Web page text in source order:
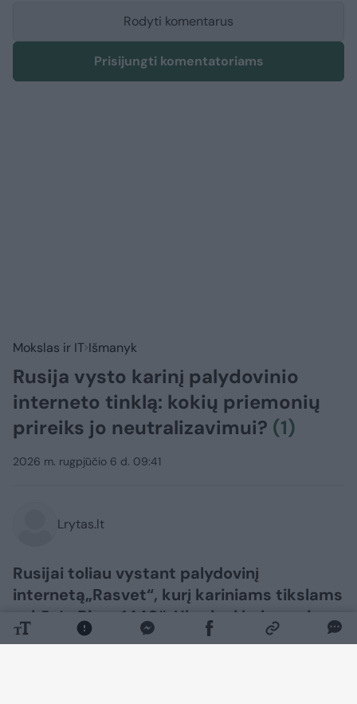
Rodyti komentarus
Prisijungti komentatoriams
Mokslas ir IT Išmanyk
Rusija vysto karinį palydovinio
interneto tinklą: kokių priemonių
prireiks jo neutralizavimui? (1)
2026 m. rugpjūčio 6 d. 09:41
Lrytas.lt
Rusijai toliau vystant palydovinį
internetą„Rasvet“, kurį kariniams tikslams
sukūrė „Biuro 1440“, Ukrainai kyla naujas
klausimas: kaip veiksmingai neutralizuoti